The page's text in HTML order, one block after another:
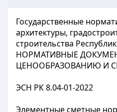
Государственные
архитектуры,
строительства
НОРМАТИВНЫЕ
ЦЕНООБРАЗОВАНИЮ И
ЭСН РК 8.04-01-2022
Элементные сметные